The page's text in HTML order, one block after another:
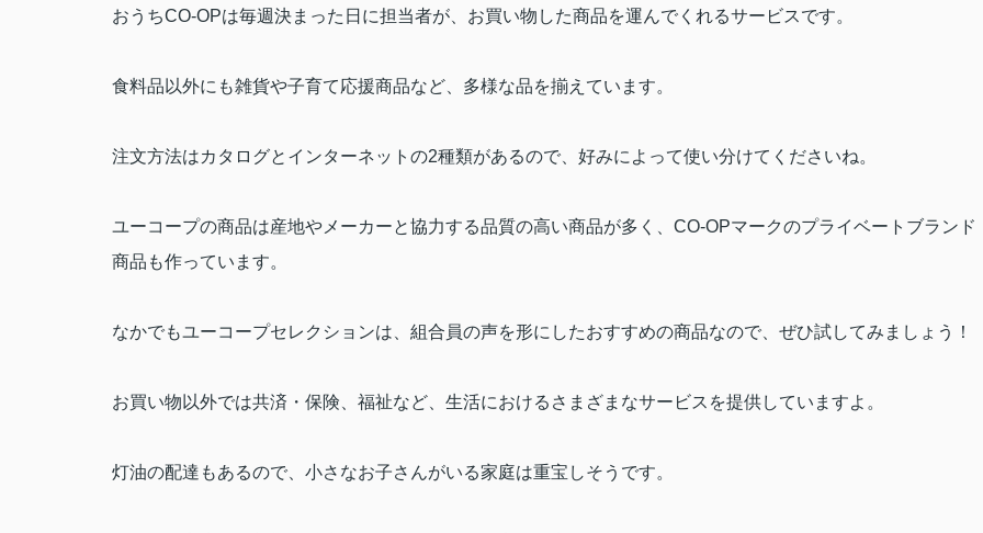
おうちCO-OPは毎週決まった日に担当者が、お買い物した商品を運んでくれるサービスです。
食料品以外にも雑貨や子育て応援商品など、多様な品を揃えています。
注文方法はカタログとインターネットの2種類があるので、好みによって使い分けてくださいね。
ユーコープの商品は産地やメーカーと協力する品質の高い商品が多く、 CO-OPマークのプライベートブランド
商品も作っています。
なかでもユーコープセレクションは、組合員の声を形にしたおすすめの商品なので、ぜひ試してみましょう！
お買い物以外では共済・保険、福祉など、生活におけるさまざまなサービスを提供していますよ。
灯油の配達もあるので、小さなお子さんがいる家庭は重宝しそうです。